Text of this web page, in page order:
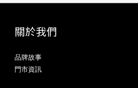
關於我們
品牌故事
門市資訊